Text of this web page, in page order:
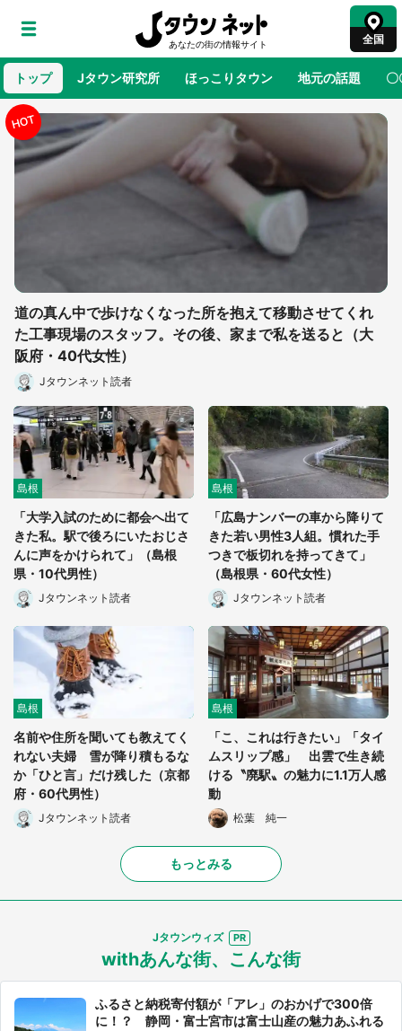
全国
トップ Jタウン研究所 ほっこりタウン 地元の話題 〇
地域×二次元 あの時はありがとう 物語がはじ
鳥取・境港「ゲゲゲの妖怪楽園」限定だった鬼
太郎グッズ買える 銀座・博品館TOY PARKへ
【7／31～1／31】
『薬屋のひとりごと』の〝舞〟の世界に入り込
む 六本木ヒルズ展望台でコラボ、本邦初公開
日向翔陽＆影山飛雄が笹かまを食べる！ アニ
メ『ハイキュー！！』×老舗「鐘崎」コラボで
限定グッズも【8／1～31】
もっとみる
道の真ん中で歩けなくなった所を抱えて移動させてくれ
た工事現場のスタッフ。その後、家まで私を送ると（大
阪府・40代女性）
Jタウンネット読者
島根
「大学入試のために都会へ出て
きた私。駅で後ろにいたおじさ
んに声をかけられて」（島根
県・10代男性）
Jタウンネット読者
島根
「広島ナンバーの車から降りて
きた若い男性3人組。慣れた手
つきで板切れを持ってきて」
（島根県・60代女性）
Jタウンネット読者
島根
名前や住所を聞いても教えてく
れない夫婦 雪が降り積もるな
か「ひと言」だけ残した（京都
府・60代男性）
Jタウンネット読者
島根
「こ、これは行きたい」「タイ
ムスリップ感」 出雲で生き続
ける〝廃駅〟の魅力に1.1万人感
動
松葉 純一
もっとみる
Jタウンウィズ
withあんな街、こんな街
ふるさと納税寄付額が「アレ」のおかげで300倍
に！？ 静岡・富士宮市は富士山産の魅力あふれる